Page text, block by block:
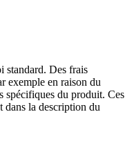
standard. Des frais
exemple en raison du
spécifiques du produit. Ces
dans la description du